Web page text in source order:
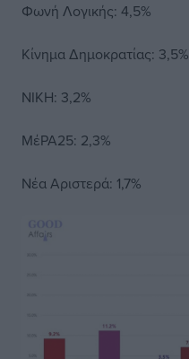
Φωνή Λογικής: 4,5%
Κίνημα Δημοκρατίας: 3,5%
ΝΙΚΗ: 3,2%
ΜέΡΑ25: 2,3%
Νέα Αριστερά: 1,7%